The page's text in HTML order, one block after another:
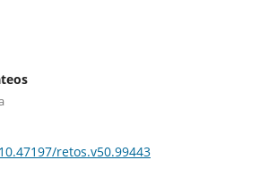
retos.v50.99443